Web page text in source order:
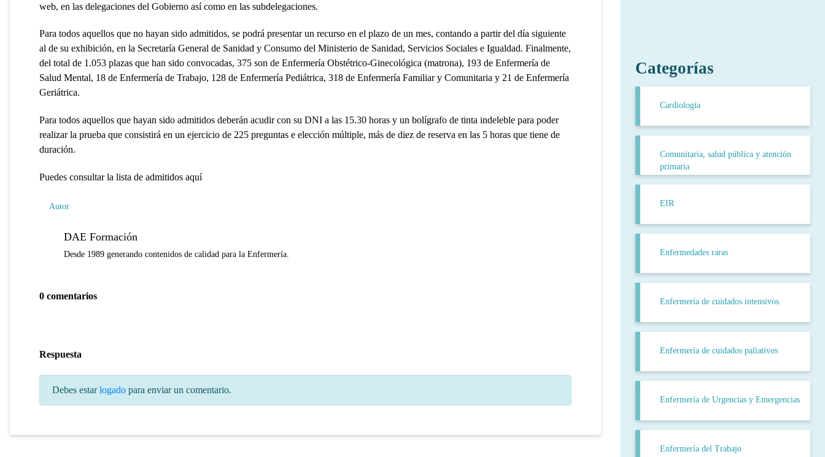
web, en las delegaciones del Gobierno así como en las subdelegaciones.
Para todos aquellos que no hayan sido admitidos, se podrá presentar un recurso en el plazo de un mes, contando a partir del día siguiente
al de su exhibición, en la Secretaría General de Sanidad y Consumo del Ministerio de Sanidad, Servicios Sociales e Igualdad. Finalmente,
del total de 1.053 plazas que han sido convocadas, 375 son de Enfermería Obstétrico-Ginecológica (matrona), 193 de Enfermería de
Salud Mental, 18 de Enfermería de Trabajo, 128 de Enfermería Pediátrica, 318 de Enfermería Familiar y Comunitaria y 21 de Enfermería
Geriátrica.
Para todos aquellos que hayan sido admitidos deberán acudir con su DNI a las 15.30 horas y un bolígrafo de tinta indeleble para poder
realizar la prueba que consistirá en un ejercicio de 225 preguntas e elección múltiple, más de diez de reserva en las 5 horas que tiene de
duración.
Puedes consultar la lista de admitidos aquí
Autor
DAE Formación
Desde 1989 generando contenidos de calidad para la Enfermería.
0 comentarios
Respuesta
Debes estarlogado para enviar un comentario.
Categorías
Cardiología
Comunitaria, salud pública y atención
primaria
EIR
Enfermedades raras
Enfermería de cuidados intensivos
Enfermería de cuidados paliativos
Enfermería de Urgencias y Emergencias
Enfermería del Trabajo